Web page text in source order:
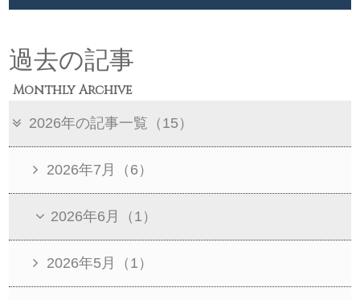
過去の記事
Monthly Archive
2026年の記事一覧（15）
2026年7月（6）
2026年6月（1）
2026年5月（1）